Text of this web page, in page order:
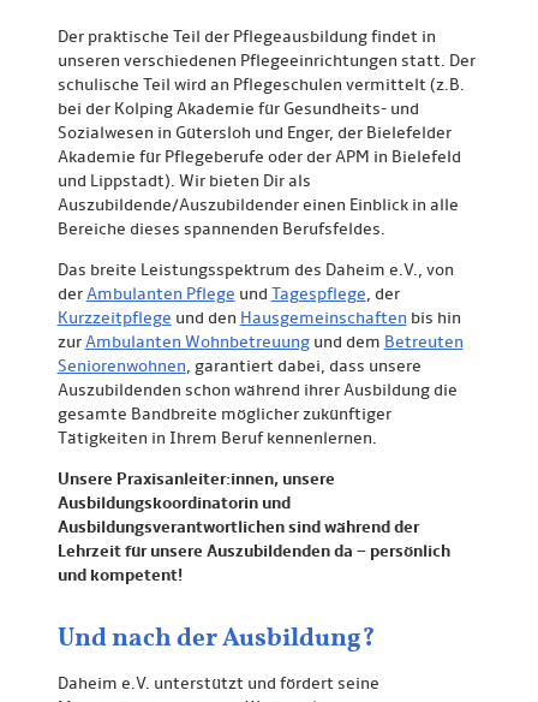
Der praktische Teil der Pflegeausbildung findet in
unseren verschiedenen Pflegeeinrichtungen statt. Der
schulische Teil wird an Pflegeschulen vermittelt (z.B.
bei der Kolping Akademie für Gesundheits- und
Sozialwesen in Gütersloh und Enger, der Bielefelder
Akademie für Pflegeberufe oder der APM in Bielefeld
und Lippstadt). Wir bieten Dir als
Auszubildende/Auszubildender einen Einblick in alle
Bereiche dieses spannenden Berufsfeldes.
Das breite Leistungsspektrum des Daheim e.V., von
der Ambulanten Pflege und Tagespflege, der
Kurzzeitpflege und den Hausgemeinschaften bis hin
zur Ambulanten Wohnbetreuungund dem Betreuten
Seniorenwohnen, garantiert dabei, dass unsere
Auszubildenden schon während ihrer Ausbildung die
gesamte Bandbreite möglicher zukünftiger
Tätigkeiten in Ihrem Beruf kennenlernen.
Unsere Praxisanleiter:innen, unsere
Ausbildungskoordinatorin und
Ausbildungsverantwortlichen sind während der
Lehrzeit für unsere Auszubildenden da – persönlich
und kompetent!
Und nach der Ausbildung?
Daheim e.V. unterstützt und fördert seine